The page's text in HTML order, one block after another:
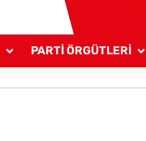
PARTİ ÖRGÜTLERİ